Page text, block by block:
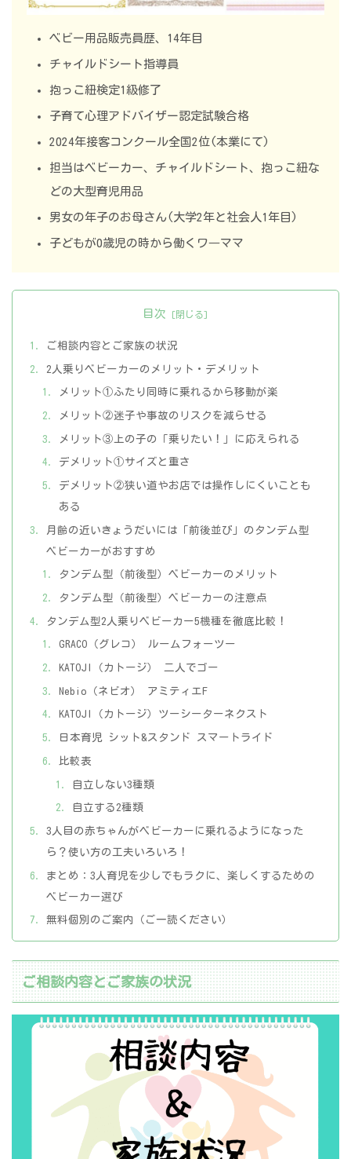
ベビー用品販売員歴、14年目
チャイルドシート指導員
抱っこ紐検定1級修了
子育て心理アドバイザー認定試験合格
2024年接客コンクール全国2位(本業にて)
担当はベビーカー、チャイルドシート、抱っこ紐な
どの大型育児用品
男女の年子のお母さん(大学2年と社会人1年目)
子どもが0歳児の時から働くワ―ママ
目次
ご相談内容とご家族の状況
2人乗りベビーカーのメリット・デメリット
メリット①ふたり同時に乗れるから移動が楽
メリット②迷子や事故のリスクを減らせる
メリット③上の子の「乗りたい！」に応えられる
デメリット①サイズと重さ
デメリット②狭い道やお店では操作しにくいことも
ある
月齢の近いきょうだいには「前後並び」のタンデム型
ベビーカーがおすすめ
タンデム型（前後型）ベビーカーのメリット
タンデム型（前後型）ベビーカーの注意点
タンデム型2人乗りベビーカー5機種を徹底比較！
GRACO（グレコ） ルームフォーツー
KATOJI（カトージ） 二人でゴー
Nebio（ネビオ） アミティエF
KATOJI（カトージ）ツーシーターネクスト
日本育児 シット&スタンド スマートライド
比較表
自立しない3種類
自立する2種類
3人目の赤ちゃんがベビーカーに乗れるようになった
ら？使い方の工夫いろいろ！
まとめ：3人育児を少しでもラクに、楽しくするための
ベビーカー選び
無料個別のご案内（ご一読ください）
ご相談内容とご家族の状況